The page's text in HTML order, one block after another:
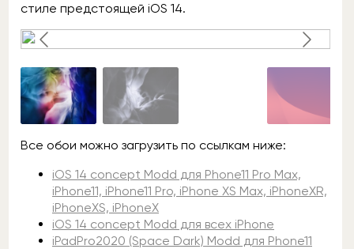
стиле предстоящей iOS 14.
Все обои можно загрузить по ссылкам ниже:
iOS 14 concept Modd для Phone11 Pro Max,
iPhone11, iPhone11 Pro, iPhone XS Max, iPhoneXR,
iPhoneXS, iPhoneX
iOS 14 concept Modd для всех iPhone
iPadPro2020 (Space Dark) Modd для Phone11